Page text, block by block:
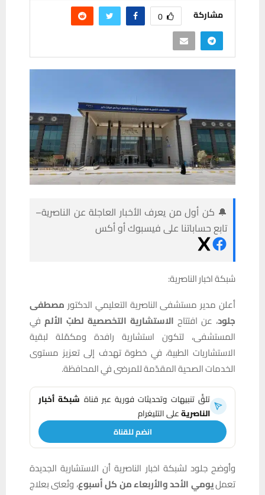
مشاركة 0
🔔 كن أول من يعرف الأخبار العاجلة عن الناصرية–
تابع حساباتنا على فيسبوك أو أكس
شبكة اخبار الناصرية:
أعلن مدير مستشفى الناصرية التعليمي الدكتورمصطفى
جلود، عن افتتاح الاستشارية التخصصية لطبّ الألم في
المستشفى، لتكون استشارية رافدة ومكمّلة لبقية
الاستشاريات الطبية، في خطوة تهدف إلى تعزيز مستوى
الخدمات الصحية المقدّمة للمرضى في المحافظة.
تلقَّ تنبيهات وتحديثات فورية عبر قناة شبكة أخبار
الناصريةعلى التليغرام
انضم للقناة
وأوضح جلود لشبكة اخبار الناصرية أن الاستشارية الجديدة
تعمليومي الأحد والأربعاء من كل أسبوع، وتُعنى بعلاج